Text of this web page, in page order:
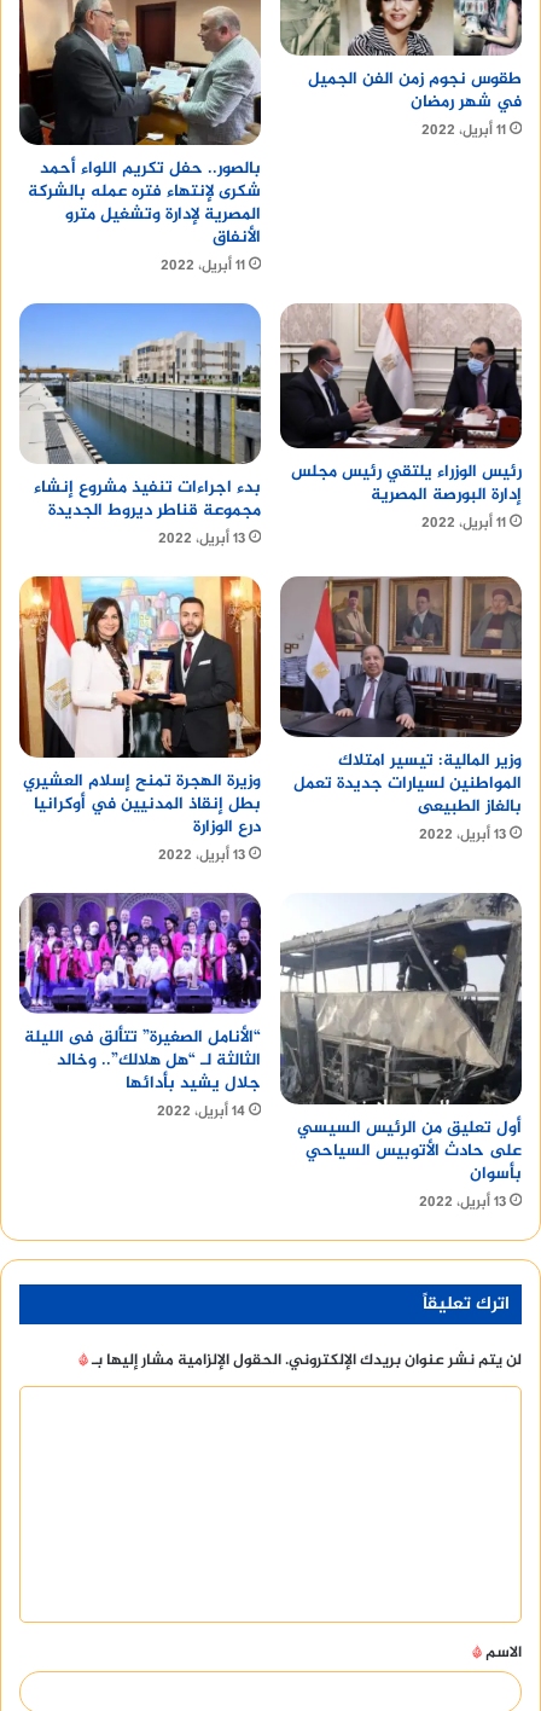
طقوس نجوم زمن الفن الجميل
في شهر رمضان
11 أبريل، 2022
بالصور.. حفل تكريم اللواء أحمد
شكرى لإنتهاء فتره عمله بالشركة
المصرية لإدارة وتشغيل مترو
الأنفاق
11 أبريل، 2022
رئيس الوزراء يلتقي رئيس مجلس
إدارة البورصة المصرية
11 أبريل، 2022
بدء اجراءات تنفيذ مشروع إنشاء
مجموعة قناطر ديروط الجديدة
13 أبريل، 2022
وزير المالية: تيسير امتلاك
المواطنين لسيارات جديدة تعمل
بالغاز الطبيعى
13 أبريل، 2022
وزيرة الهجرة تمنح إسلام العشيري
بطل إنقاذ المدنيين في أوكرانيا
درع الوزارة
13 أبريل، 2022
أول تعليق من الرئيس السيسي
على حادث الأتوبيس السياحي
بأسوان
13 أبريل، 2022
“الأنامل الصغيرة” تتألق فى الليلة
الثالثة لـ “هل هلالك”.. وخالد
جلال يشيد بأدائها
14 أبريل، 2022
اترك تعليقاً
لن يتم نشر عنوان بريدك الإلكتروني.الحقول الإلزامية مشار إليها بـ*
ق
*
الاسم*